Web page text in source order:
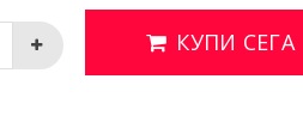
КУПИ СЕГА